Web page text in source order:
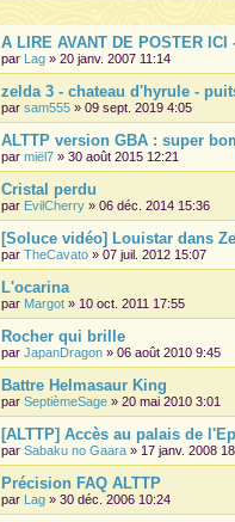
A LIRE AVANT DE POSTER
par Lag » 20 janv. 2007 11:14
zelda 3 - chateau d'hyrule -
par sam555 » 09 sept. 2019 4:05
ALTTP version GBA : super
par miël7 » 30 août 2015 12:21
Cristal perdu
par EvilCherry » 06 déc. 2014 15:36
[Soluce vidéo] Louistar dans
par TheCavato » 07 juil. 2012 15:07
L'ocarina
par Margot » 10 oct. 2011 17:55
Rocher qui brille
par JapanDragon » 06 août 2010 9:45
Battre Helmasaur King
par SeptièmeSage » 20 mai 2010 3:01
[ALTTP] Accès au palais de
par Sabaku no Gaara » 17 janv. 2008
Précision FAQ ALTTP
par Lag » 30 déc. 2006 10:24